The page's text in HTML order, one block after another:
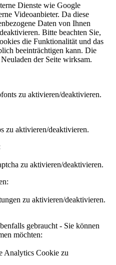
Dienste wie Google
Videoanbieter. Da diese
Daten von Ihnen
Bitte beachten Sie,
die Funktionalität und das
beeinträchtigen kann. Die
der Seite wirksam.
zu aktivieren/deaktivieren.
zu aktivieren/deaktivieren.
zu aktivieren/deaktivieren.
zu aktivieren/deaktivieren.
gebraucht - Sie können
möchten:
Analytics Cookie zu